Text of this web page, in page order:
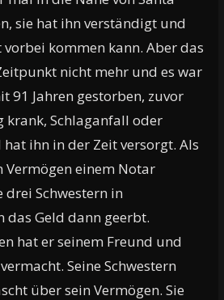
sie hat ihn verständigt und
kommen kann. Aber das
nicht mehr und es war
91 Jahren gestorben, zuvor
krank, Schlaganfall oder
hat ihn in der Zeit versorgt. Als
Vermögen einem Notar
Schwestern in
das Geld dann geerbt.
hat er seinem Freund und
Seine Schwestern
über sein Vermögen. Sie